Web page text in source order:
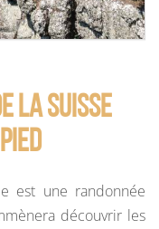
la Suisse
est une randonnée
découvrir les